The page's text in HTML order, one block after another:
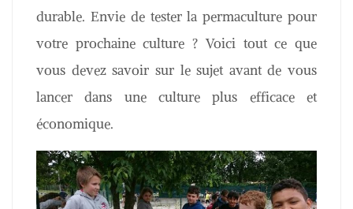
durable. Envie de tester la permaculture pour
votre prochaine culture ? Voici tout ce que
vous devez savoir sur le sujet avant de vous
lancer dans une culture plus efficace et
économique.